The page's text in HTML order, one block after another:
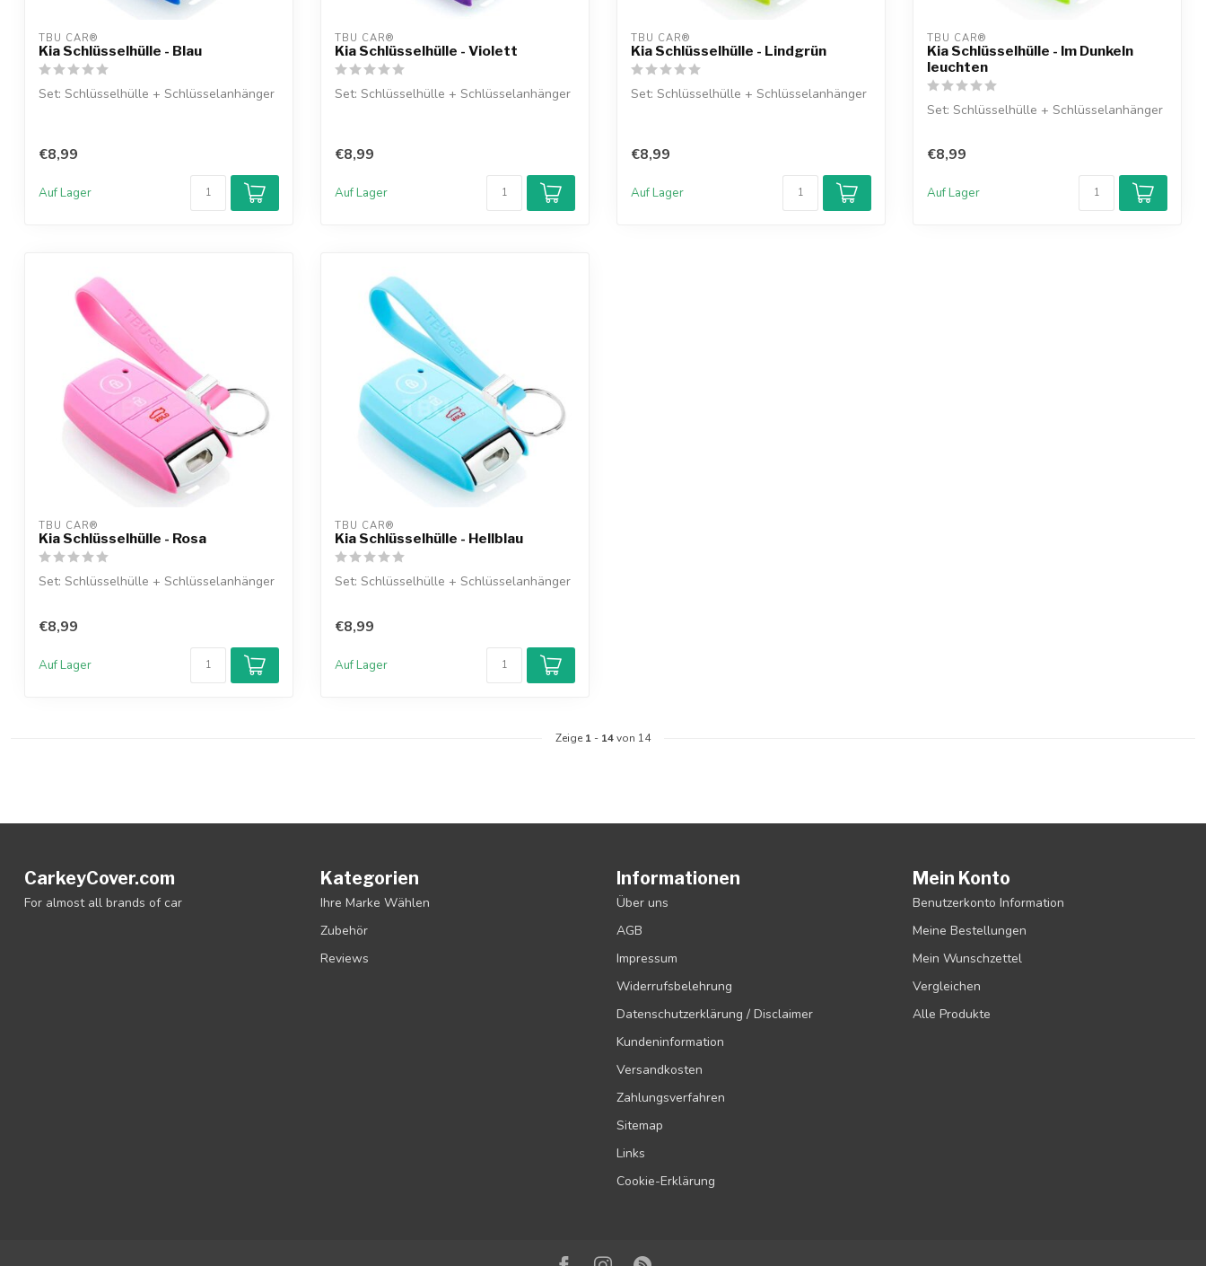
TBU CAR®
Kia Schlüsselhülle - Blau
Set: Schlüsselhülle + Schlüsselanhänger
€8,99
Auf Lager
TBU CAR®
Kia Schlüsselhülle - Violett
Set: Schlüsselhülle + Schlüsselanhänger
€8,99
Auf Lager
TBU CAR®
Kia Schlüsselhülle - Lindgrün
Set: Schlüsselhülle + Schlüsselanhänger
€8,99
Auf Lager
TBU CAR®
Kia Schlüsselhülle - Im Dunkeln
leuchten
Set: Schlüsselhülle + Schlüsselanhänger
€8,99
Auf Lager
TBU CAR®
Kia Schlüsselhülle - Rosa
Set: Schlüsselhülle + Schlüsselanhänger
€8,99
Auf Lager
TBU CAR®
Kia Schlüsselhülle - Hellblau
Set: Schlüsselhülle + Schlüsselanhänger
€8,99
Auf Lager
Zeige 1 - 14von 14
CarkeyCover.com
For almost all brands of car
Kategorien
Ihre Marke Wählen
Zubehör
Reviews
Informationen
Über uns
AGB
Impressum
Widerrufsbelehrung
Datenschutzerklärung / Disclaimer
Kundeninformation
Versandkosten
Zahlungsverfahren
Sitemap
Links
Cookie-Erklärung
Mein Konto
Benutzerkonto Information
Meine Bestellungen
Mein Wunschzettel
Vergleichen
Alle Produkte